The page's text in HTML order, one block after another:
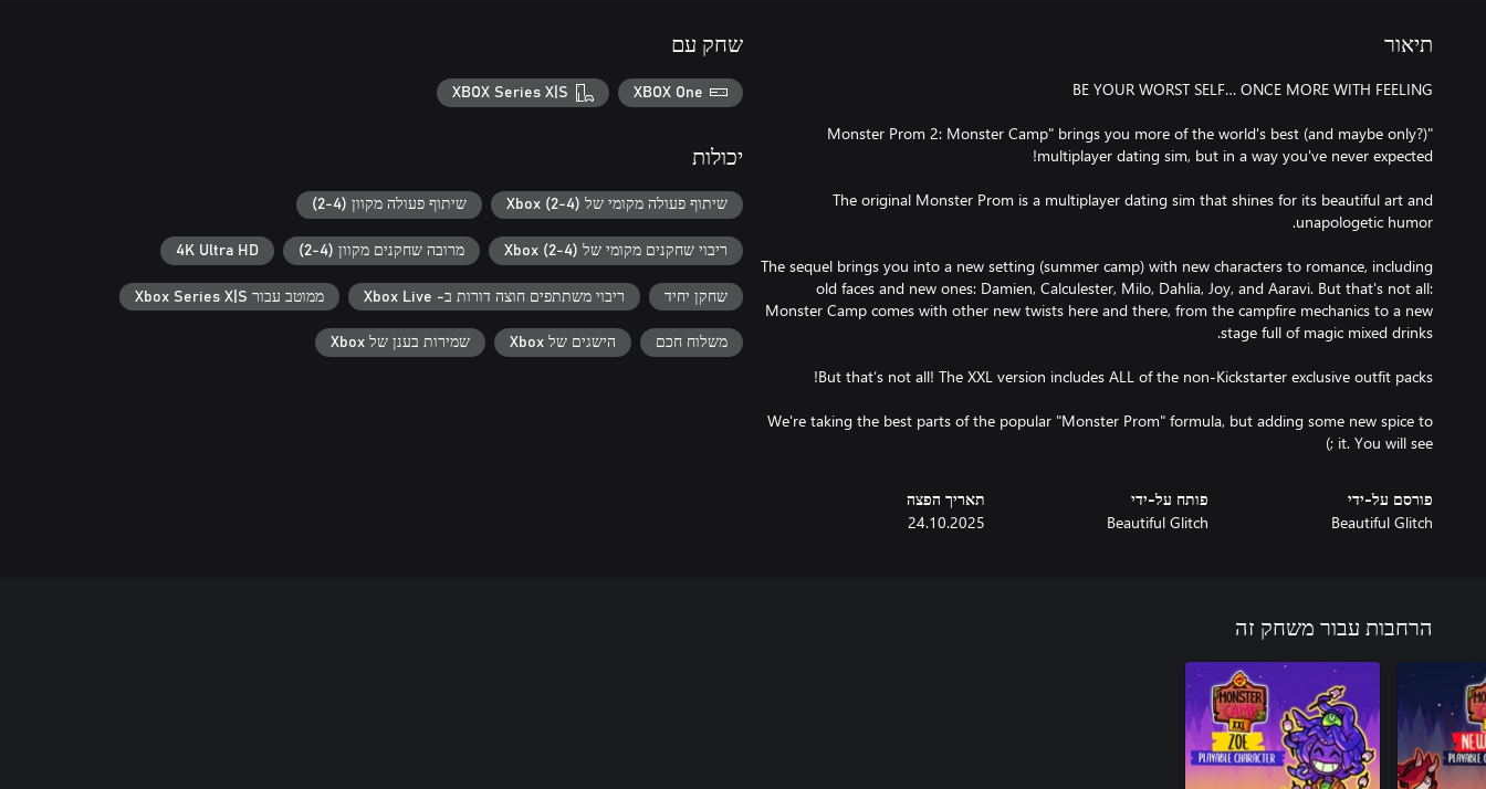
תיאור
"Monster Prom 2: Monster Camp" brings you more of the world's best (and maybe only?)
The original Monster Prom is a multiplayer dating sim that shines for its beautiful art and
The sequel brings you into a new setting (summer camp) with new characters to romance, including
old faces and new ones: Damien, Calculester, Milo, Dahlia, Joy, and Aaravi. But that's not all:
Monster Camp comes with other new twists here and there, from the campfire mechanics to a new
We're taking the best parts of the popular "Monster Prom" formula, but adding some new spice to
it. You will see ;)
פורסם על-ידי
Beautiful Glitch
פותח על-ידי
Beautiful Glitch
תאריך הפצה
24.10.2025
שחק עם
XBOX One
XBOX Series X|S
יכולות
שיתוף פעולה מקומי של Xbox (2-4) שיתוף פעולה מקוון (2-4)
ריבוי שחקנים מקומי של Xbox (2-4) מרובה שחקנים מקוון (2-4) 4K Ultra HD
שחקן יחיד ריבוי משתתפים‬‏‫ חוצה דורות ב- Xbox Live ממוטב עבור Xbox Series X|S
משלוח חכם הישגים של Xbox שמירות בענן של Xbox
הרחבות עבור משחק זה